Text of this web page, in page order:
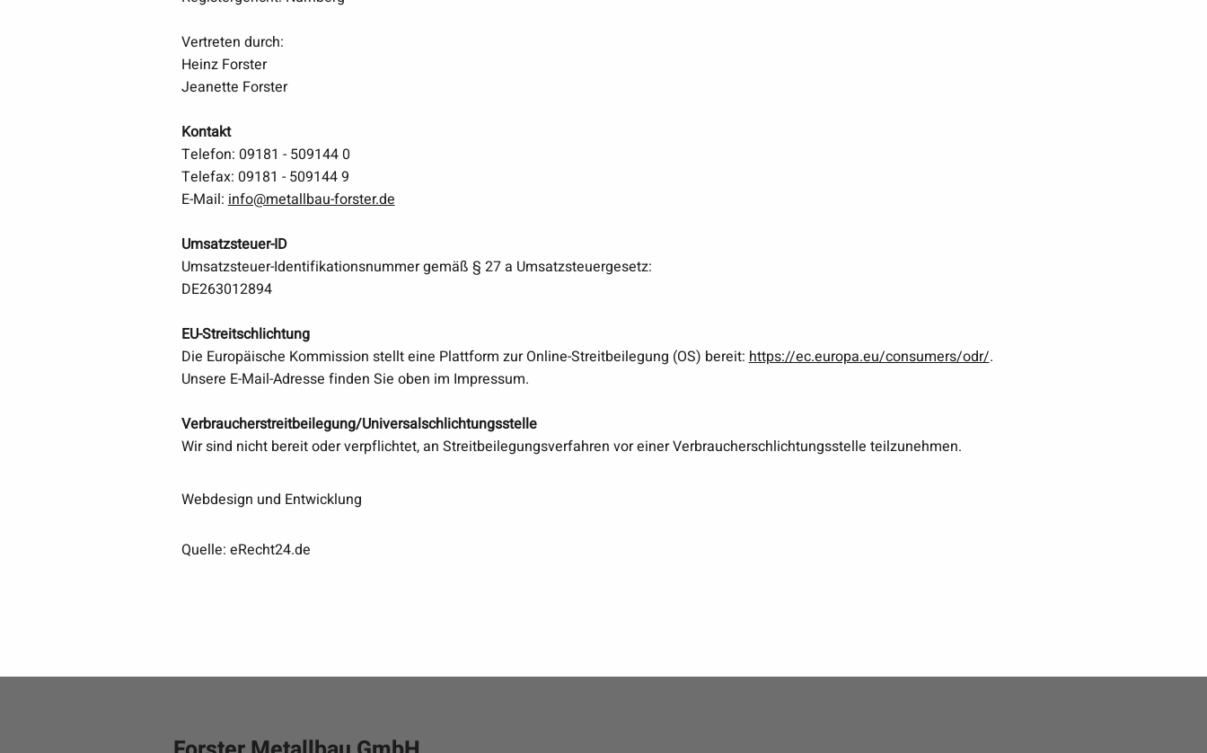
Vertreten durch:
Heinz Forster
Jeanette Forster
Kontakt
Telefon: 09181 - 509144 0
Telefax: 09181 - 509144 9
E-Mail: info@metallbau-forster.de
Umsatzsteuer-ID
Umsatzsteuer-Identifikationsnummer gemäß § 27 a Umsatzsteuergesetz:
DE263012894
EU-Streitschlichtung
Die Europäische Kommission stellt eine Plattform zur Online-Streitbeilegung (OS) bereit: https://ec.europa.eu/consumers/odr/.
Unsere E-Mail-Adresse finden Sie oben im Impressum.
Verbraucher­streit­beilegung/Universal­schlichtungs­stelle
Wir sind nicht bereit oder verpflichtet, an Streitbeilegungsverfahren vor einer Verbraucherschlichtungsstelle teilzunehmen.
Webdesign und Entwicklung
​Quelle: eRecht24.de